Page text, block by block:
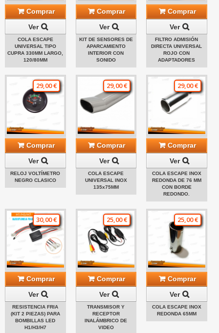
Comprar
Ver
COLA ESCAPE
UNIVERSAL TIPO
CUPRA 330MM LARGO,
120/80MM
Comprar
Ver
KIT DE SENSORES DE
APARCAMIENTO
INTERIOR CON
SONIDO
Comprar
Ver
FILTRO ADMISIÓN
DIRECTA UNIVERSAL
ROJO CON
ADAPTADORES
29,00 €
Comprar
Ver
RELOJ VOLTÍMETRO
NEGRO CLASICO
29,00 €
Comprar
Ver
COLA ESCAPE
UNIVERSAL INOX
135x75MM
29,00 €
Comprar
Ver
COLA ESCAPE INOX
REDONDA DE 76 MM
CON BORDE
REDONDO.
30,00 €
Comprar
Ver
RESISTENCIA FRIA
(KIT 2 PIEZAS) PARA
BOMBILLAS LED
H1/H3/H7
25,00 €
Comprar
Ver
TRANSMISOR Y
RECEPTOR
INALÁMBRICO DE
VIDEO
25,00 €
Comprar
Ver
COLA ESCAPE INOX
REDONDA 65MM